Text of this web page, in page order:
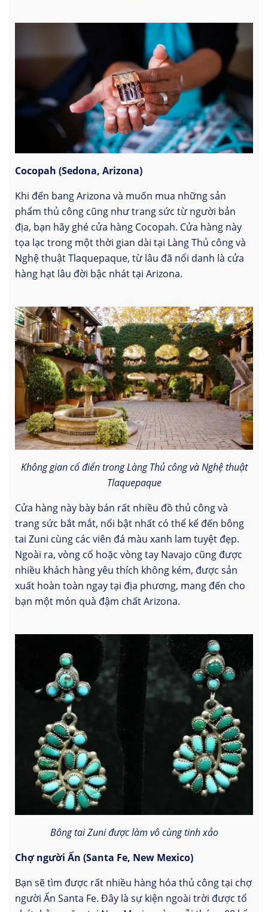
Cocopah (Sedona, Arizona)
Khi đến bang Arizona và muốn mua những sản
phẩm thủ công cũng như trang sức từ người bản
địa, bạn hãy ghé cửa hàng Cocopah. Cửa hàng này
tọa lạc trong một thời gian dài tại Làng Thủ công và
Nghệ thuật Tlaquepaque, từ lâu đã nổi danh là cửa
hàng hạt lâu đời bậc nhát tại Arizona.
Không gian cổ điển trong Làng Thủ công và Nghệ thuật
Tlaquepaque
Cửa hàng này bày bán rất nhiều đồ thủ công và
trang sức bắt mắt, nổi bật nhất có thể kể đến bông
tai Zuni cùng các viên đá màu xanh lam tuyệt đẹp.
Ngoài ra, vòng cổ hoặc vòng tay Navajo cũng được
nhiều khách hàng yêu thích không kém, được sản
xuất hoàn toàn ngay tại địa phương, mang đến cho
bạn một món quà đậm chất Arizona.
Bông tai Zuni được làm vô cùng tinh xảo
Chợ người Ấn (Santa Fe, New Mexico)
Bạn sẽ tìm được rất nhiều hàng hóa thủ công tại chợ
người Ấn Santa Fe. Đây là sự kiện ngoài trời được tổ